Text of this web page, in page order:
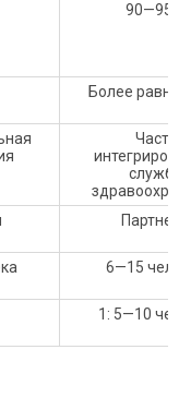
90—95
Более
Часть
6—15
1: 5—10